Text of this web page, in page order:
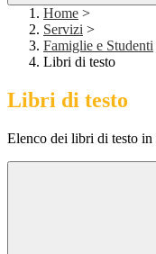
Home >
Servizi >
Famiglie e Studenti
Libri di testo
Libri di testo
Elenco dei libri di testo in